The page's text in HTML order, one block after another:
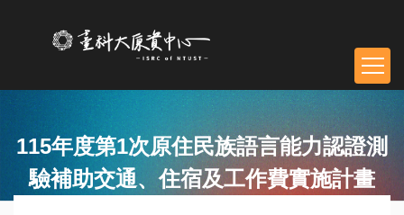
內
容
區
塊115年度第1次原住民族語言能力認證測
驗補助交通、住宿及工作費實施計畫